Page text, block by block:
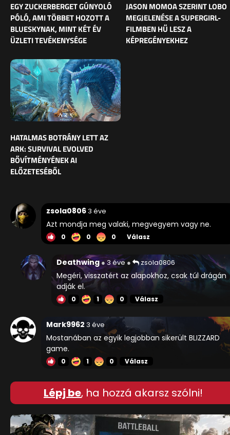
EGY ZUCKERBERGET GÚNYOLÓ
PÓLÓ, AMI TÖBBET HOZOTT A
BLUESKYNAK, MINT KÉT ÉV
ÜZLETI TEVÉKENYSÉGE
JASON MOMOA SZERINT LOBO
MEGJELENÉSE A SUPERGIRL-
FILMBEN HŰ LESZ A
KÉPREGÉNYEKHEZ
HATALMAS BOTRÁNY LETT AZ
ARK: SURVIVAL EVOLVED
BŐVÍTMÉNYÉNEK AI
ELŐZETESÉBŐL
zsola08063 éve
Azt mondja meg valaki, megvegyem vagy ne.
0 0 0 Válasz
Deathwing 3 éve zsola0806
Megéri, visszatért az alapokhoz, csak túl drágán
adják el.
0 1 0 Válasz
Mark9962 3 éve
Mostanában az egyik legjobban sikerült BLIZZARD
game.
0 1 0 Válasz
Lépj be, ha hozzá akarsz szólni!